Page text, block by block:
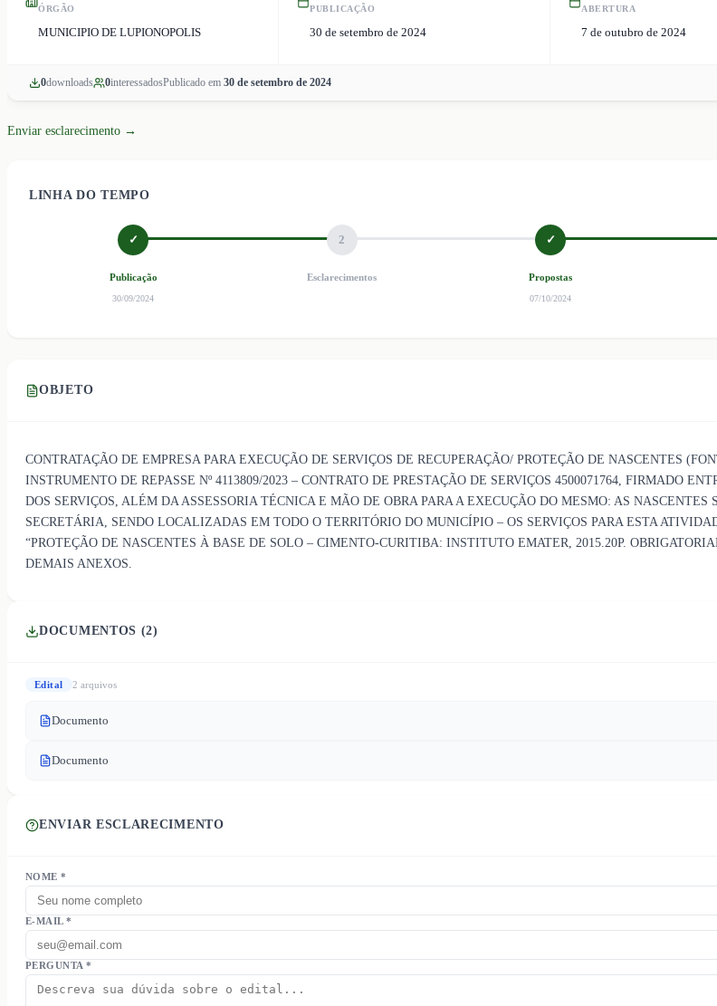
ÓRGÃO
MUNICIPIO DE LUPIONOPOLIS
PUBLICAÇÃO
30 de setembro de 2024
ABERTURA
7 de outubro de 2024
0downloads 0interessadosPublicado em 30 de setembro de 2024
Enviar esclarecimento →
LINHA DO TEMPO
✓
Publicação
30/09/2024
2
Esclarecimentos
✓
Propostas
07/10/2024
OBJETO
CONTRATAÇÃO DE EMPRESA PARA EXECUÇÃO DE SERVIÇOS DE RECUPERAÇÃO/ PROTEÇÃO DE NASCENTES
INSTRUMENTO DE REPASSE Nº 4113809/2023 – CONTRATO DE PRESTAÇÃO DE SERVIÇOS 4500071764, FIRMADO
DOS SERVIÇOS, ALÉM DA ASSESSORIA TÉCNICA E MÃO DE OBRA PARA A EXECUÇÃO DO MESMO: AS
SECRETÁRIA, SENDO LOCALIZADAS EM TODO O TERRITÓRIO DO MUNICÍPIO – OS SERVIÇOS PARA ESTA
“PROTEÇÃO DE NASCENTES À BASE DE SOLO – CIMENTO-CURITIBA: INSTITUTO EMATER, 2015.20P.
DEMAIS ANEXOS.
DOCUMENTOS (2)
Edital 2 arquivos
Documento
Documento
ENVIAR ESCLARECIMENTO
NOME *
E-MAIL *
PERGUNTA *